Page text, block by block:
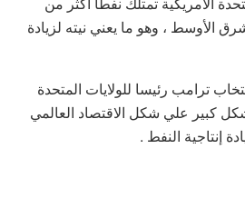
الأوسط ، وهو ما يعني نيته لزيادة
ترامب رئيسا للولايات المتحدة
كبير علي شكل الاقتصاد العالمي
إنتاجية النفط .